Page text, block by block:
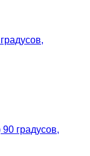
градусов,